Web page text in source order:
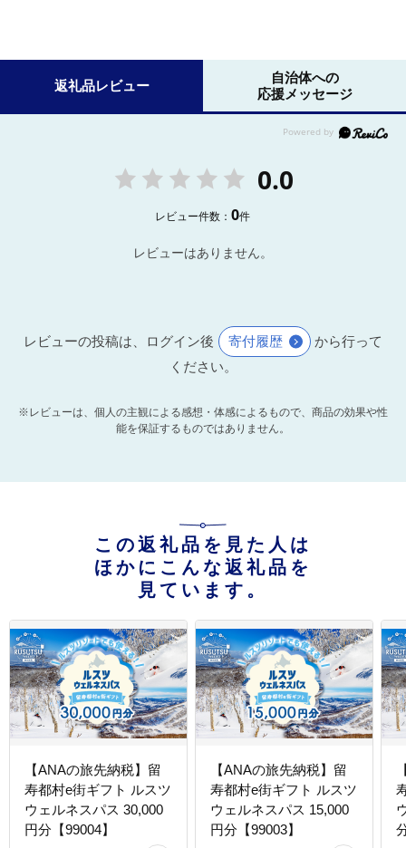
返礼品レビュー
自治体への
応援メッセージ
0.0
レビュー件数：0件
レビューはありません。
レビューの投稿は、ログイン後 寄付履歴
から行って
ください。
※レビューは、個人の主観による感想・体感によるもので、商品の効果や性
能を保証するものではありません。
この返礼品を見た人は
ほかにこんな返礼品を
見ています。
【ANAの旅先納税】留
寿都村e街ギフト ルスツ
ウェルネスパス 30,000
円分【99004】
【ANAの旅先納税】留
寿都村e街ギフト ルスツ
ウェルネスパス 15,000
円分【99003】